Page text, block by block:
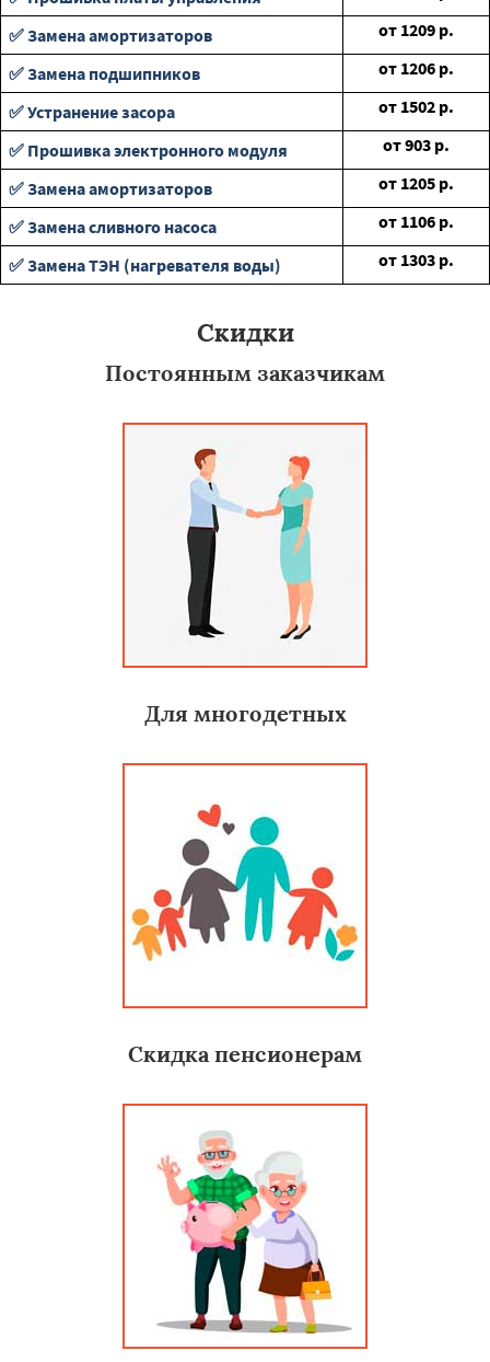
✅ Замена амортизаторов
от 1209 р.
✅ Замена подшипников
от 1206 р.
✅ Устранение засора
от 1502 р.
✅ Прошивка электронного модуля
от903 р.
✅ Замена амортизаторов
от 1205 р.
✅ Замена сливного насоса
от 1106 р.
✅ Замена ТЭН (нагревателя воды)
от 1303 р.
Скидки
Постоянным заказчикам
Для многодетных
Скидка пенсионерам